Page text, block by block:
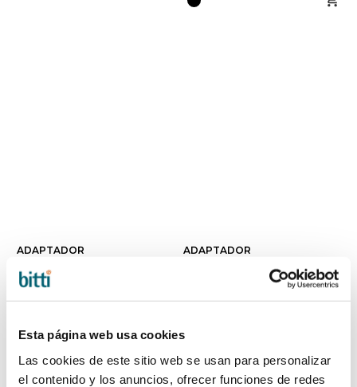
Esta página web usa cookies
Las cookies de este sitio web se usan para personalizar
el contenido y los anuncios, ofrecer funciones de redes
ADAPTADOR
CONFORT
ADAPTADOR